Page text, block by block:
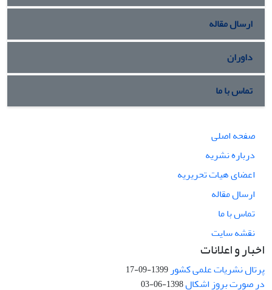
ارسال مقاله
داوران
تماس با ما
صفحه اصلی
درباره نشریه
اعضای هیات تحریریه
ارسال مقاله
تماس با ما
نقشه سایت
اخبار و اعلانات
پرتال نشریات علمی کشور1399-09-17
در صورت بروز اشکال1398-06-03